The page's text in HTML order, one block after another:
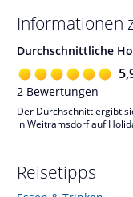
Informationen
Durchschnittliche
2 Bewertungen
Der Durchschnitt ergibt
in Weitramsdorf auf
Reisetipps